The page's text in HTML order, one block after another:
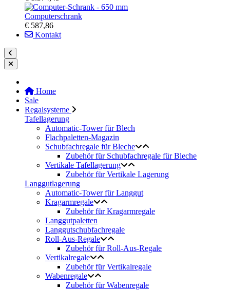
Computerschrank
€ 587,86
Kontakt
Home
Sale
Regalsysteme
Tafellagerung
Automatic-Tower für Blech
Flachpaletten-Magazin
Schubfachregale für Bleche
Zubehör für Schubfachregale für Bleche
Vertikale Tafellagerung
Zubehör für Vertikale Lagerung
Langgutlagerung
Automatic-Tower für Langgut
Kragarmregale
Zubehör für Kragarmregale
Langgutpaletten
Langgutschubfachregale
Roll-Aus-Regale
Zubehör für Roll-Aus-Regale
Vertikalregale
Zubehör für Vertikalregale
Wabenregale
Zubehör für Wabenregale